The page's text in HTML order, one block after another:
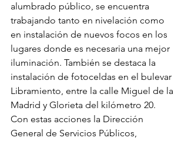
alumbrado público, se encuentra
trabajando tanto en nivelación como
en instalación de nuevos focos en los
lugares donde es necesaria una mejor
iluminación. También se destaca la
instalación de fotoceldas en el bulevar
Libramiento, entre la calle Miguel de la
Madrid y Glorieta del kilómetro 20.
Con estas acciones la Dirección
General de Servicios Públicos,